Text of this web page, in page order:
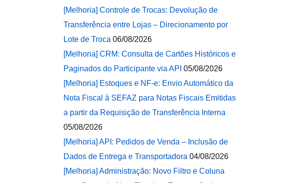
[Melhoria] Controle de Trocas: Devolução de
Transferência entre Lojas – Direcionamento por
Lote de Troca 06/08/2026
[Melhoria] CRM: Consulta de Cartões Históricos e
Paginados do Participante via API 05/08/2026
[Melhoria] Estoques e NF-e: Envio Automático da
Nota Fiscal à SEFAZ para Notas Fiscais Emitidas
a partir da Requisição de Transferência Interna
05/08/2026
[Melhoria] API: Pedidos de Venda – Inclusão de
Dados de Entrega e Transportadora 04/08/2026
[Melhoria] Administração: Novo Filtro e Coluna